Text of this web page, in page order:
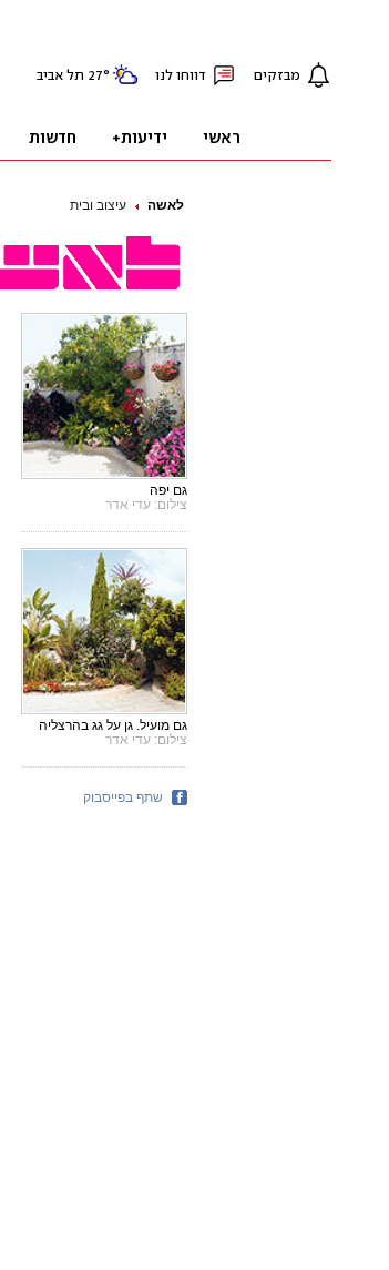
לאשה עיצוב ובית
גם יפה
צילום: עדי אדר
גם מועיל. גן על גג בהרצליה
צילום: עדי אדר
שתף בפייסבוק